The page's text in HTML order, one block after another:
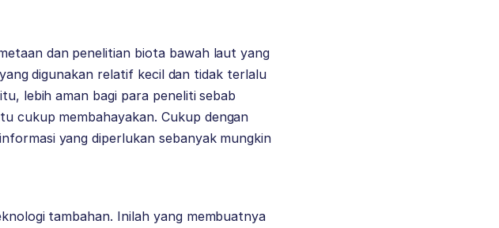
dan penelitian biota bawah laut yang
digunakan relatif kecil dan tidak terlalu
lebih aman bagi para peneliti sebab
cukup membahayakan. Cukup dengan
yang diperlukan sebanyak mungkin
tambahan. Inilah yang membuatnya